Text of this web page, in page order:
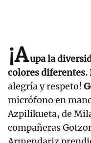
¡Aupa la
colores diferentes.
alegría y respeto!
micrófono en
Azpilikueta, de
compañeras